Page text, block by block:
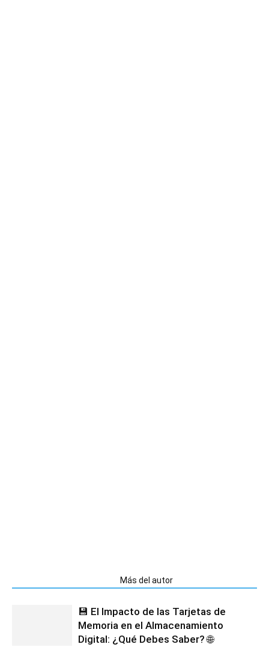
Más del autor
💾 El Impacto de las Tarjetas de
Memoria en el Almacenamiento
Digital: ¿Qué Debes Saber? 🌐